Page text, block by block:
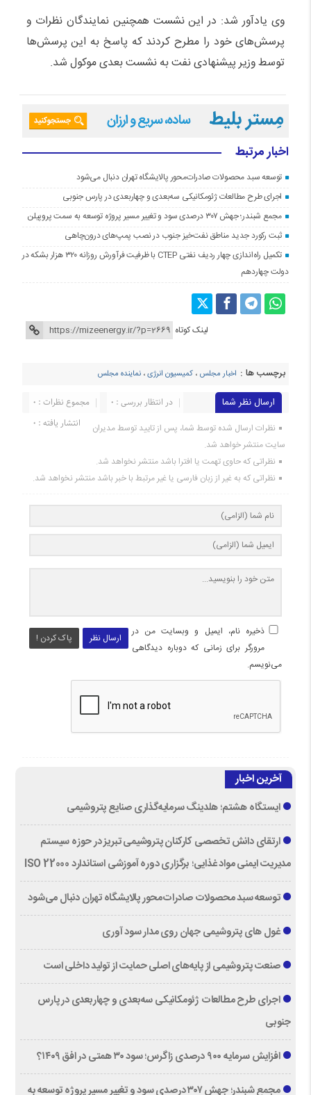
وی یادآور شد: در این نشست همچنین نمایندگان نظرات و
پرسش‌های خود را مطرح کردند که پاسخ به این پرسش‌ها
توسط وزیر پیشنهادی نفت به نشست بعدی موکول شد.
اخبار مرتبط
توسعه سبد محصولات صادرات‌محور پالایشگاه تهران دنبال می‌شود
اجرای طرح مطالعات ژئومکانیکی سه‌بعدی و چهاربعدی در پارس جنوبی
مجمع شبندر؛ جهش ۳۰۷ درصدی سود و تغییر مسیر پروژه توسعه به سمت پروپیلن
ثبت رکورد جدید مناطق نفت‌خیز جنوب در نصب پمپ‌های درون‌چاهی
تکمیل راه‌اندازی چهار ردیف نفتی CTEP با ظرفیت فرآورش روزانه ۳۲۰ هزار بشکه در
دولت چهاردهم
لینک کوتاه
برچسب ها : اخبار مجلس ، کمیسیون انرژی، نماینده مجلس
ارسال نظر شما مجموع نظرات : 0
در انتظار بررسی : 0
انتشار یافته : 0
نظرات ارسال شده توسط شما، پس از تایید توسط مدیران
سایت منتشر خواهد شد.
نظراتی که حاوی تهمت یا افترا باشد منتشر نخواهد شد.
نظراتی که به غیر از زبان فارسی یا غیر مرتبط با خبر باشد منتشر نخواهد شد.
ارسال نظر پاک کردن !
ذخیره نام، ایمیل و وبسایت من در
مرورگر برای زمانی که دوباره دیدگاهی
می‌نویسم.
آخرین اخبار
ایستگاه هشتم؛ هلدینگ سرمایه‌گذاری صنایع پتروشیمی
ارتقای دانش تخصصی کارکنان پتروشیمی تبریز در حوزه سیستم
مدیریت ایمنی مواد غذایی؛ برگزاری دوره آموزشی استاندارد ISO 22000
توسعه سبد محصولات صادرات‌محور پالایشگاه تهران دنبال می‌شود
غول های پتروشیمی جهان روی مدار سود آوری
صنعت پتروشیمی از پایه‌های اصلی حمایت از تولید داخلی است
اجرای طرح مطالعات ژئومکانیکی سه‌بعدی و چهاربعدی در پارس
جنوبی
افزایش سرمایه ۹۰۰ درصدی زاگرس؛ سود ۳۰ همتی در افق ۱۴۰۹؟
مجمع شبندر؛ جهش ۳۰۷ درصدی سود و تغییر مسیر پروژه توسعه به